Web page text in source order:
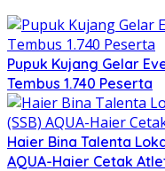
Pupuk Kujang Gelar
Tembus 1.740 Peserta
Haier Bina Talenta
AQUA-Haier Cetak